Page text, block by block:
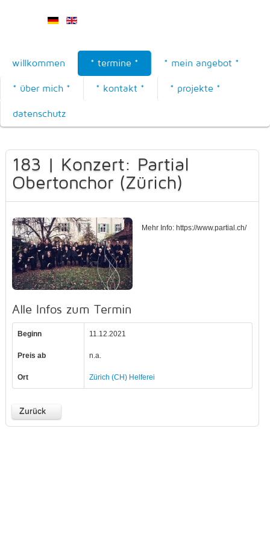
willkommen * termine * * mein angebot *
* über mich * * kontakt * * projekte *
datenschutz
183 | Konzert: Partial
Obertonchor (Zürich)
Mehr Info: https://www.partial.ch/
Alle Infos zum Termin
Beginn 11.12.2021
Preis ab n.a.
Ort Zürich (CH) Helferei
Zurück